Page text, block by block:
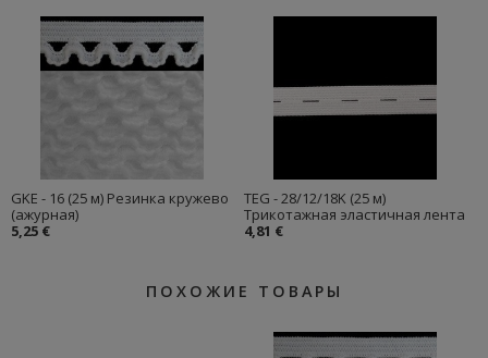
GKE - 16 (25 м) Резинка кружево
(ажурная)
5,25 €
TEG - 28/12/18K (25 м)
Трикотажная эластичная лента
4,81 €
ПОХОЖИЕ ТОВАРЫ